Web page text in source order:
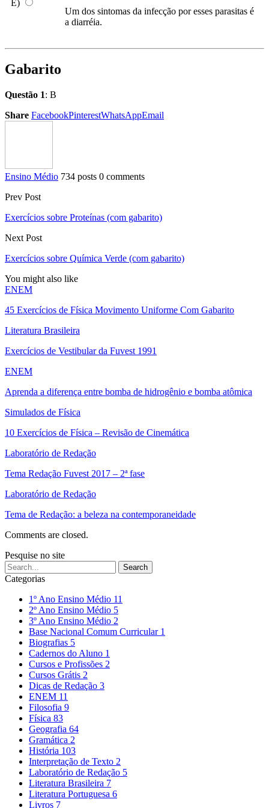
E)
Um dos sintomas da infecção por esses parasitas é
a diarréia.
Gabarito
Questão 1: B
Share FacebookPinterestWhatsAppEmail
Ensino Médio 734 posts 0 comments
Prev Post
Exercícios sobre Proteínas (com gabarito)
Next Post
Exercícios sobre Química Verde (com gabarito)
You might also like
ENEM
45 Exercícios de Física Movimento Uniforme Com Gabarito
Literatura Brasileira
Exercícios de Vestibular da Fuvest 1991
ENEM
Aprenda a diferença entre bomba de hidrogênio e bomba atômica
Simulados de Física
10 Exercícios de Física – Revisão de Cinemática
Laboratório de Redação
Tema Redação Fuvest 2017 – 2ª fase
Laboratório de Redação
Tema de Redação: a beleza na contemporaneidade
Comments are closed.
Pesquise no site
Categorias
1º Ano Ensino Médio 11
2º Ano Ensino Médio 5
3º Ano Ensino Médio 2
Base Nacional Comum Curricular 1
Biografias 5
Cadernos do Aluno 1
Cursos e Profissões 2
Cursos Grátis 2
Dicas de Redação 3
ENEM 11
Filosofia 9
Física 83
Geografia 64
Gramática 2
História 103
Interpretação de Texto 2
Laboratório de Redação 5
Literatura Brasileira 7
Literatura Portuguesa 6
Livros 7